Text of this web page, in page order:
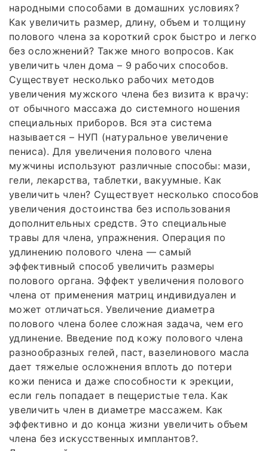
народными способами в домашних условиях?
Как увеличить размер, длину, объем и толщину
полового члена за короткий срок быстро и легко
без осложнений? Также много вопросов. Как
увеличить член дома – 9 рабочих способов.
Существует несколько рабочих методов
увеличения мужского члена без визита к врачу:
от обычного массажа до системного ношения
специальных приборов. Вся эта система
называется – НУП (натуральное увеличение
пениса). Для увеличения полового члена
мужчины используют различные способы: мази,
гели, лекарства, таблетки, вакуумные. Как
увеличить член? Существует несколько способов
увеличения достоинства без использования
дополнительных средств. Это специальные
травы для члена, упражнения. Операция по
удлинению полового члена — самый
эффективный способ увеличить размеры
полового органа. Эффект увеличения полового
члена от применения матриц индивидуален и
может отличаться. Увеличение диаметра
полового члена более сложная задача, чем его
удлинение. Введение под кожу полового члена
разнообразных гелей, паст, вазелинового масла
дает тяжелые осложнения вплоть до потери
кожи пениса и даже способности к эрекции,
если гель попадает в пещеристые тела. Как
увеличить член в диаметре массажем. Как
эффективно и до конца жизни увеличить объем
члена без искусственных имплантов?.